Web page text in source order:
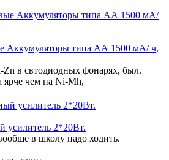
Аккумуляторы типа АА 1500 мА/ ч,
в свтодиодных фонарях, был.
ярче чем на Ni-Mh,
усилитель 2*20Вт.
в школу надо ходить.